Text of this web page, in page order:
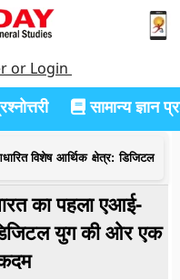
or Login
सामान्य ज्ञान
विशेष आर्थिक क्षेत्र: डिजिटल
का पहला एआई-
युग की ओर एक